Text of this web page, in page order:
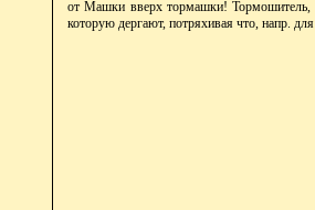
от Машки вверх тормашки! Тормошитель,
которую дергают, потряхивая что, напр.